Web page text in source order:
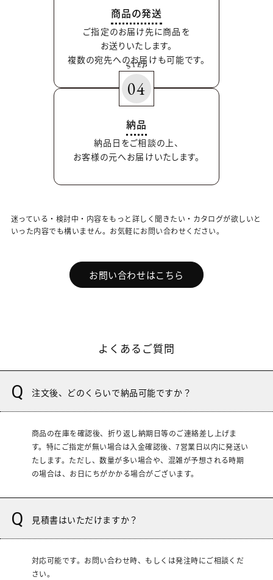
商品の発送
ご指定のお届け先に商品を
お送りいたします。
複数の宛先へのお届けも可能です。
04
納品
納品日をご相談の上、
お客様の元へお届けいたします。
迷っている・検討中・内容をもっと詳しく聞きたい・カタログが欲しいと
いった内容でも構いません。 お気軽にお問い合わせください。
お問い合わせはこちら
よくあるご質問
注文後、どのくらいで納品可能ですか？
商品の在庫を確認後、折り返し納期日等のご連絡差し上げま
す。特にご指定が無い場合は入金確認後、7営業日以内に発送い
たします。ただし、数量が多い場合や、混雑が予想される時期
の場合は、お日にちがかかる場合がございます。
見積書はいただけますか？
対応可能です。お問い合わせ時、もしくは発注時にご相談くだ
さい。